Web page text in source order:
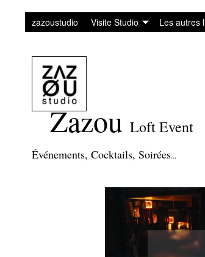
zazoustudio Visite Studio Les autres
Zazou Loft Event
Événements, Cocktails, Soirées...